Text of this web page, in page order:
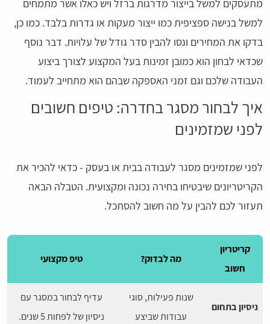
מתעסקים למשל בייצור מדרגות ברזל ויש כאלו אשר מתמחים
למשל בנישה ספציפית כמו ייצור מעקות או גדרות בלבד. כמו כן,
בדקו את המחירים ונסו להבין סדר גודל של עלויות. דבר נוסף
שכדאי לבחון הוא כמובן זמינות בעל המקצוע לצורך ביצוע
העבודה שלכם וגם זמני האספקה שבהם הוא מתחייב לעמוד.
איך לבחור מסגר בחדרה: טיפים חשובים
לפני שמזמינים
לפני שמזמינים מסגר לעבודה בבית או בעסק - כדאי להכיר את
הקריטריונים שיבטיחו בחירה נכונה ומקצועית. הטבלה הבאה
תעזור לכם להבין על מה חשוב להסתכל.
קריטריון
חשוב
מה לבדוק? טיפ מקצועי
ניסיון בתחום
שנות פעילות, סוגי
עבודות שביצע
עדיף לבחור במסגר עם
ניסיון של לפחות 5 שנים.